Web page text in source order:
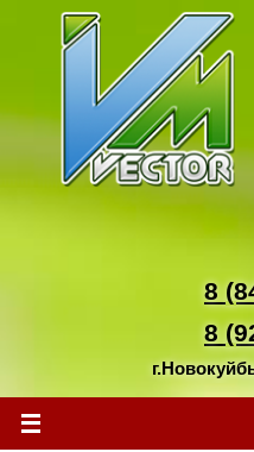
Перейти
8
8